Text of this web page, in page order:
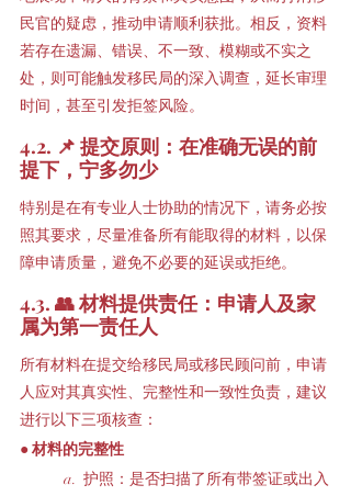
民官的疑虑，推动申请顺利获批。相反，资料
若存在遗漏、错误、不一致、模糊或不实之
处，则可能触发移民局的深入调查，延长审理
时间，甚至引发拒签风险。
4.2. 📌 提交原则：在准确无误的前
提下，宁多勿少
特别是在有专业人士协助的情况下，请务必按
照其要求，尽量准备所有能取得的材料，以保
障申请质量，避免不必要的延误或拒绝。
4.3. 👥 材料提供责任：申请人及家
属为第一责任人
所有材料在提交给移民局或移民顾问前，申请
人应对其真实性、完整性和一致性负责，建议
进行以下三项核查：
● 材料的完整性
a.  护照：是否扫描了所有带签证或出入